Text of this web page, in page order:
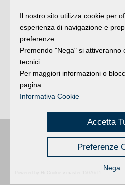
passeggeri senza che
ad anticipare l’acquisto di
acquisire quelle preziose
quell’indotto stimato in
euro di cui oltre il 70%
conclude il presidente
futuro una ulteriore
in Aeradria.
Buongiorno:Riminié una testata
registrazione n. 2 /28/02/2012| ©
Privacy |
Il nostro sito utilizza cookie per
esperienza di navigazione e
preferenze.
Premendo "Nega" si attiveranno
tecnici.
Per maggiori informazioni o
pagina.
Informativa Cookie
Accetta
Preferenze
Nega